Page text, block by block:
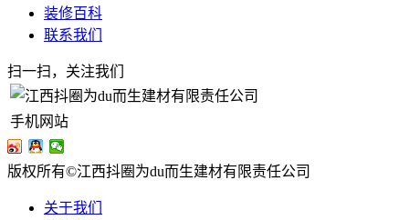
装修百科
联系我们
扫一扫，关注我们
手机网站
版权所有©江西抖圈为du而生建材有限责任公司
关于我们